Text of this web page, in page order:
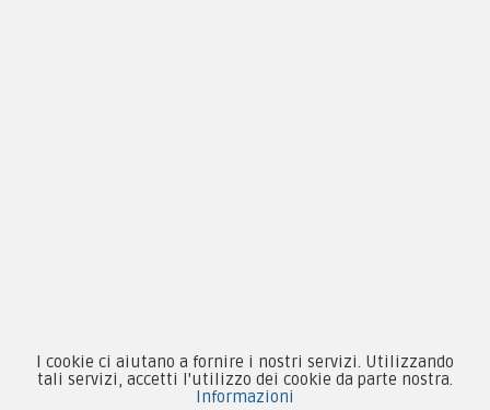
Contattaci su Facebook
I cookie ci aiutano a fornire i nostri servizi. Utilizzando
tali servizi, accetti l'utilizzo dei cookie da parte nostra.
Informazioni